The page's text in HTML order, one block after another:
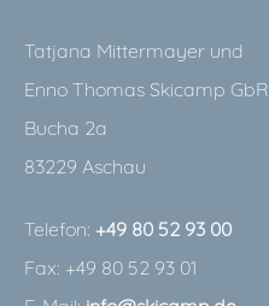
Tatjana Mittermayer und
Enno Thomas Skicamp GbR
Bucha 2a
83229 Aschau
Telefon: +49 80 52 93 00
Fax: +49 80 52 93 01